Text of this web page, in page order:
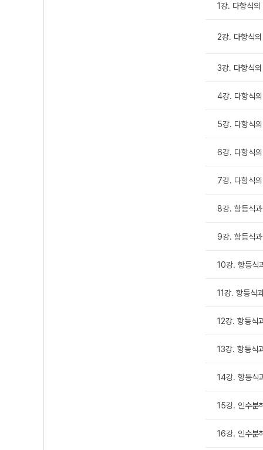
1강. 다항식
2강. 다항식
3강. 다항식
4강. 다항식
5강. 다항식
6강. 다항식
7강. 다항식
8강. 항등식
9강. 항등식
10강. 항등식
11강. 항등식
12강. 항등식
13강. 항등식
14강. 항등식
15강. 인수분
16강. 인수